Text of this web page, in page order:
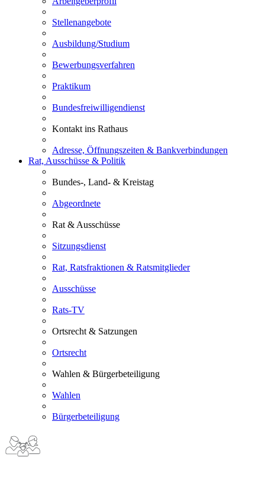
Stellenangebote
Ausbildung/Studium
Bewerbungsverfahren
Praktikum
Bundesfreiwilligendienst
Kontakt ins Rathaus
Adresse, Öffnungszeiten & Bankverbindungen
Rat, Ausschüsse & Politik
Bundes-, Land- & Kreistag
Abgeordnete
Rat & Ausschüsse
Sitzungsdienst
Rat, Ratsfraktionen & Ratsmitglieder
Ausschüsse
Rats-TV
Ortsrecht & Satzungen
Ortsrecht
Wahlen & Bürgerbeteiligung
Wahlen
Bürgerbeteiligung